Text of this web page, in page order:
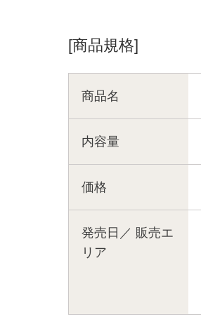
[商品規格]
商品名
内容量
価格
発売日／ 販売エ
リア